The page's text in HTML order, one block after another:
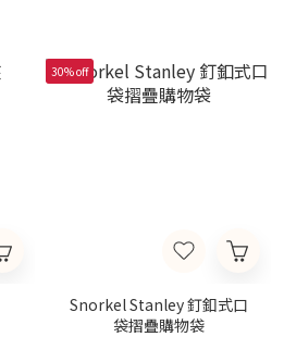
30% off
Snorkel Stanley 釘釦式口
袋摺疊購物袋